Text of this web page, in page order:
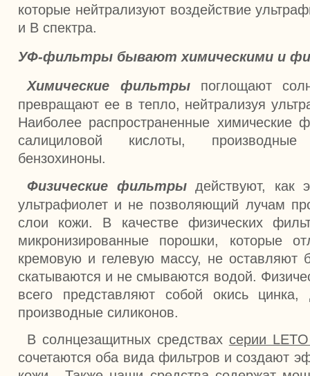
которые нейтрализуют воздействие
и В спектра.
УФ-фильтры бывают химическими и
Химические фильтрыпоглощают
превращают ее в тепло, нейтрализуя
Наиболее распространенные химические
салициловой кислоты,
бензохиноны.
Физические фильтрыдействуют, как
ультрафиолет и не позволяющий лучам
слои кожи. В качестве физических
микронизированные порошки, которые
кремовую и гелевую массу, не оставляют
скатываются и не смываются водой.
всего представляют собой окись
производные силиконов.
В солнцезащитных средствах серии
сочетаются оба вида фильтров и создают